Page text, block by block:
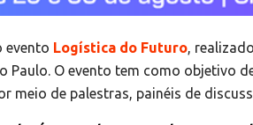
evento Logística do Futuro,
Paulo. O evento tem como objetivo
meio de palestras, painéis de